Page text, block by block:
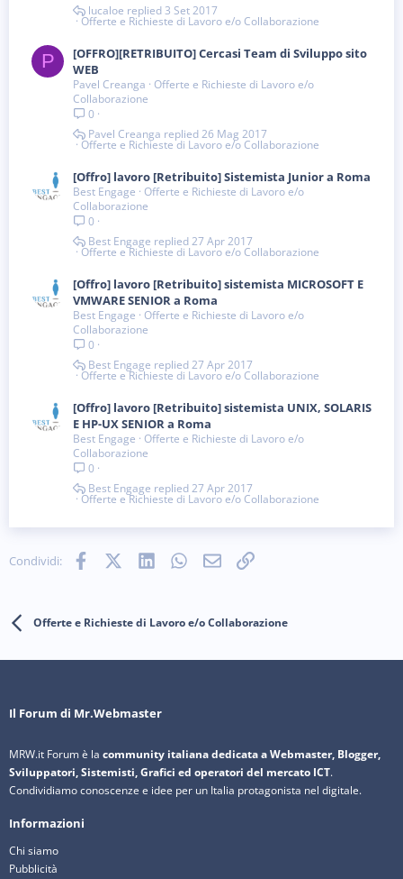
Offerte e Richieste di Lavoro e/o Collaborazione
3 Set 2017
lucaloe
P
[OFFRO][RETRIBUITO] Cercasi Team di Sviluppo sito
WEB
Pavel Creanga
Offerte e Richieste di Lavoro e/o
Collaborazione
0
Offerte e Richieste di Lavoro e/o Collaborazione
26 Mag 2017
Pavel Creanga
[Offro] lavoro [Retribuito] Sistemista Junior a Roma
Best Engage
Offerte e Richieste di Lavoro e/o
Collaborazione
0
Offerte e Richieste di Lavoro e/o Collaborazione
27 Apr 2017
Best Engage
[Offro] lavoro [Retribuito] sistemista MICROSOFT E
VMWARE SENIOR a Roma
Best Engage
Offerte e Richieste di Lavoro e/o
Collaborazione
0
Offerte e Richieste di Lavoro e/o Collaborazione
27 Apr 2017
Best Engage
[Offro] lavoro [Retribuito] sistemista UNIX, SOLARIS
E HP-UX SENIOR a Roma
Best Engage
Offerte e Richieste di Lavoro e/o
Collaborazione
0
Offerte e Richieste di Lavoro e/o Collaborazione
27 Apr 2017
Best Engage
Condividi: FacebookX (Twitter)
LinkedInWhatsApp
e-mailLink
Offerte e Richieste di Lavoro e/o Collaborazione
Il Forum di Mr.Webmaster
MRW.it Forum è la community italiana dedicata a Webmaster, Blogger,
Sviluppatori, Sistemisti, Grafici ed operatori del mercato ICT.
Condividiamo conoscenze e idee per un Italia protagonista nel digitale.
Informazioni
Chi siamo
Pubblicità